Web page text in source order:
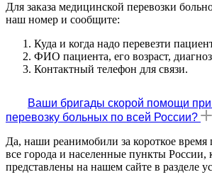
Для заказа медицинской перевозки
наш номер и сообщите:
Куда и когда надо перевезти
ФИО пациента, его возраст,
Контактный телефон для связи.
Ваши бригады скорой помощи
перевозку больных по всей России?
Да, наши реанимобили за короткое время
все города и населенные пункты России,
представлены на нашем сайте в разделе